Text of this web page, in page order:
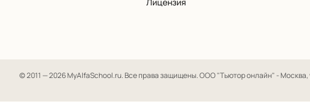
© 2011 — 2026 MyAlfaSchool.ru. Все права защищены.ООО "Тьютор онлайн" - Москва,